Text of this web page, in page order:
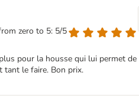
zero to 5: 5/5
pour la housse qui lui permet de
tant le faire. Bon prix.